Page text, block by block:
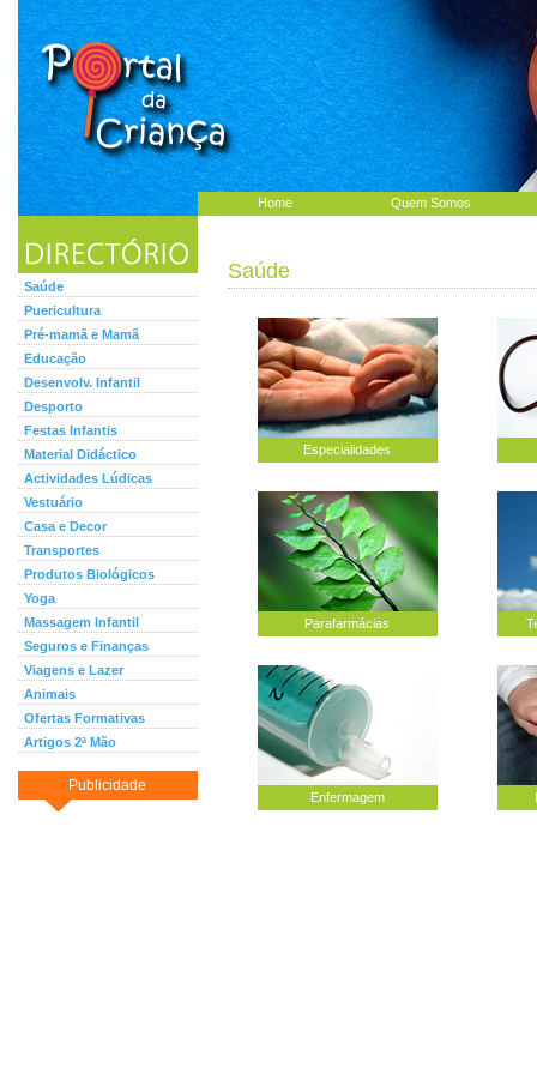
Home Quem Somos
Saúde
Puericultura
Pré-mamã e Mamã
Educação
Desenvolv. Infantil
Desporto
Festas Infantis
Material Didáctico
Actividades Lúdicas
Vestuário
Casa e Decor
Transportes
Produtos Biológicos
Yoga
Massagem Infantil
Seguros e Finanças
Viagens e Lazer
Animais
Ofertas Formativas
Artigos 2ª Mão
Publicidade
Saúde
Especialidades
Parafarmácias
Enfermagem